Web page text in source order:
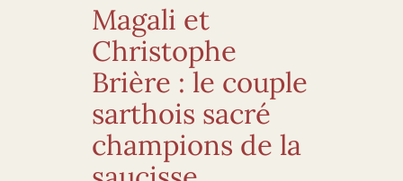
Magali et
Christophe
Brière : le couple
sarthois sacré
champions de la